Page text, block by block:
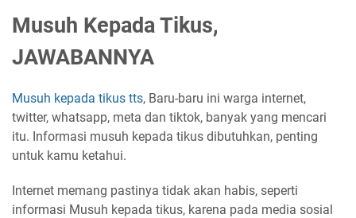
Musuh Kepada Tikus,
JAWABANNYA
Musuh kepada tikus tts, Baru-baru ini warga internet,
twitter, whatsapp, meta dan tiktok, banyak yang mencari
itu. Informasi musuh kepada tikus dibutuhkan, penting
untuk kamu ketahui.
Internet memang pastinya tidak akan habis, seperti
informasi Musuh kepada tikus, karena pada media sosial